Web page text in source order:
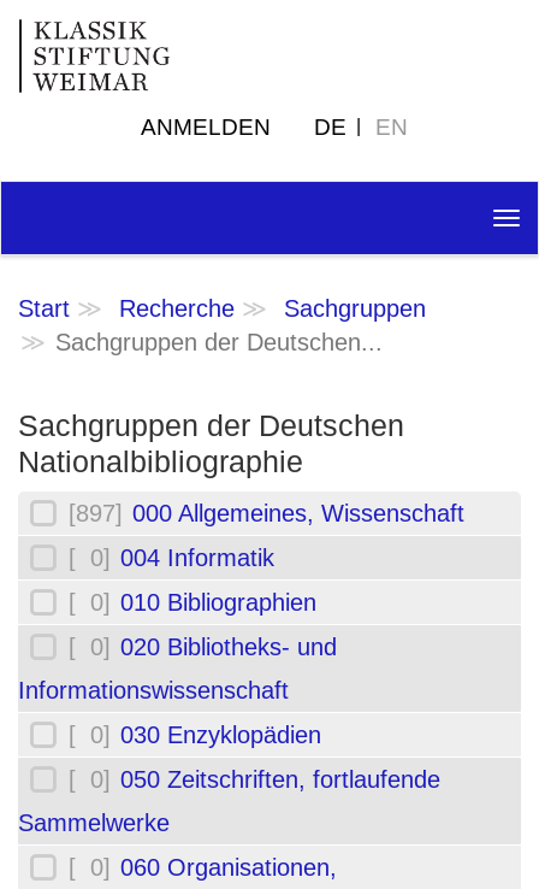
ANMELDEN DE EN
Start Recherche
Sachgruppen
Sachgruppen der Deutschen...
Sachgruppen der Deutschen
Nationalbibliographie
[897] 000 Allgemeines, Wissenschaft
[ 0] 004 Informatik
[ 0] 010 Bibliographien
[ 0] 020 Bibliotheks- und
Informationswissenschaft
[ 0] 030 Enzyklopädien
[ 0] 050 Zeitschriften, fortlaufende
Sammelwerke
[ 0] 060 Organisationen,